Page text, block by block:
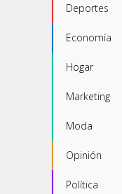
Deportes
Economía
Hogar
Marketing
Moda
Opinión
Política